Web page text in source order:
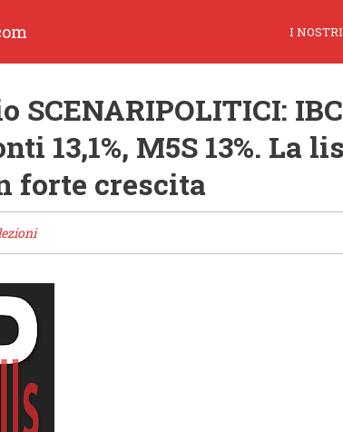
I
SCENARIPOLITICI:
13,1%, M5S 13%. La
forte crescita